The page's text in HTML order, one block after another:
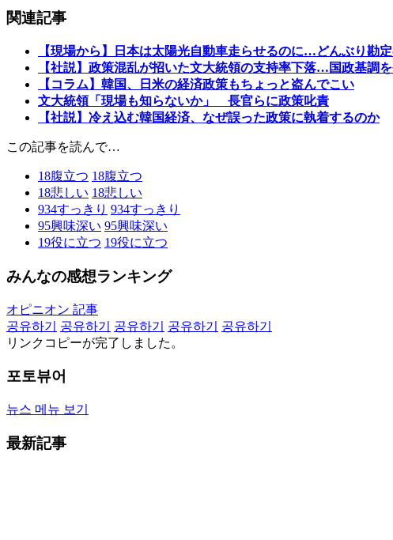
関連記事
【現場から】日本は太陽光自動車走らせるのに…どんぶり勘
【社説】政策混乱が招いた文大統領の支持率下落…国政基調
【コラム】韓国、日米の経済政策もちょっと盗んでこい
文大統領「現場も知らないか」 長官らに政策叱責
【社説】冷え込む韓国経済、なぜ誤った政策に執着するのか
この記事を読んで…
18腹立つ 18腹立つ
18悲しい 18悲しい
934すっきり 934すっきり
95興味深い 95興味深い
19役に立つ 19役に立つ
みんなの感想ランキング
オピニオン 記事
공유하기
공유하기 공유하기 공유하기
공유하기
リンクコピーが完了しました。
포토뷰어
뉴스 메뉴 보기
最新記事